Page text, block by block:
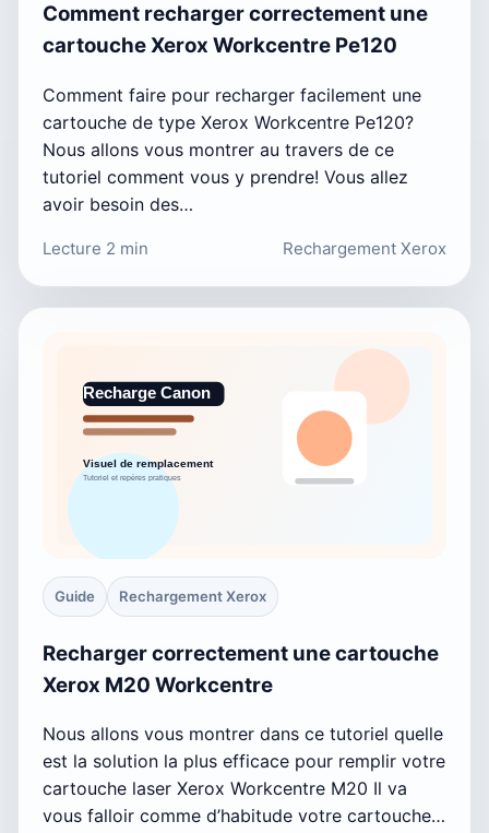
Comment recharger correctement une
cartouche Xerox Workcentre Pe120
Comment faire pour recharger facilement une
cartouche de type Xerox Workcentre Pe120?
Nous allons vous montrer au travers de ce
tutoriel comment vous y prendre! Vous allez
avoir besoin des…
Lecture 2 min Rechargement Xerox
Guide Rechargement Xerox
Recharger correctement une cartouche
Xerox M20 Workcentre
Nous allons vous montrer dans ce tutoriel quelle
est la solution la plus efficace pour remplir votre
cartouche laser Xerox Workcentre M20 Il va
vous falloir comme d’habitude votre cartouche…